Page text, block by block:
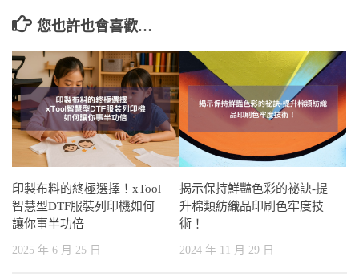
您也許也會喜歡…
印製布料的終極選擇！xTool
智慧型DTF服裝列印機如何
讓你事半功倍
2025 年 6 月 25 日
揭示保持鮮豔色彩的祕訣-提
升棉類紡織品印刷色牢度技
術！
2024 年 11 月 29 日